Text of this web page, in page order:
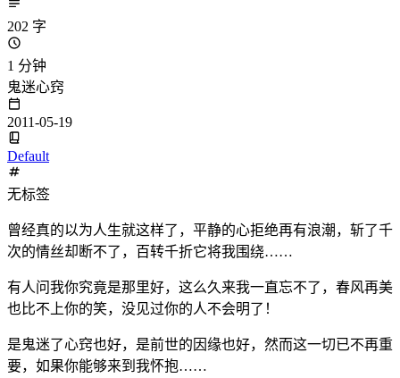
202 字
1 分钟
鬼迷心窍
2011-05-19
Default
无标签
曾经真的以为人生就这样了，平静的心拒绝再有浪潮，斩了千
次的情丝却断不了，百转千折它将我围绕……
有人问我你究竟是那里好，这么久来我一直忘不了，春风再美
也比不上你的笑，没见过你的人不会明了！
是鬼迷了心窍也好，是前世的因缘也好，然而这一切已不再重
要，如果你能够来到我怀抱……